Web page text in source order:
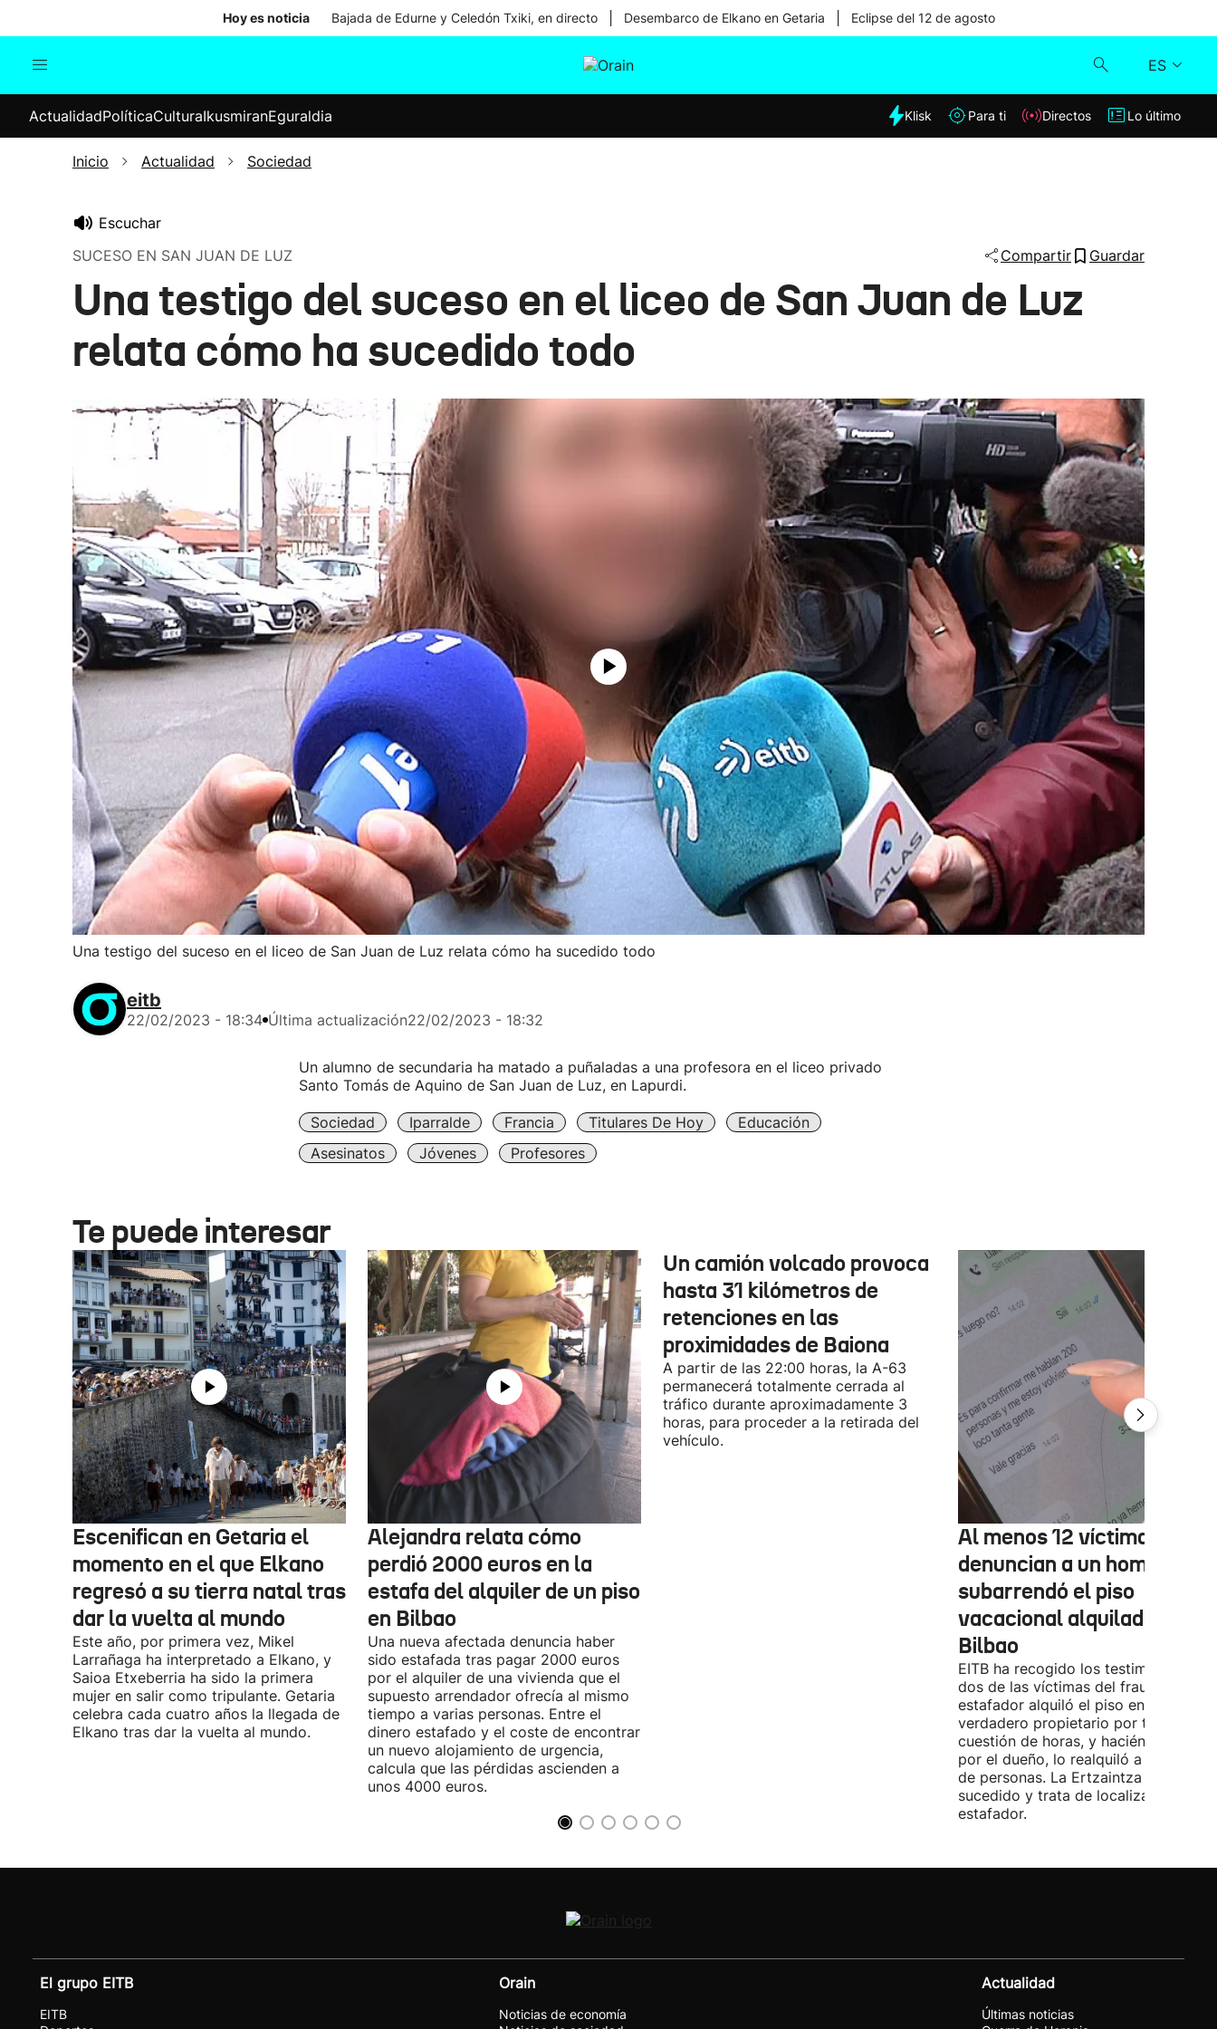
Hoy es noticia Bajada de Edurne y Celedón Txiki, en directo Desembarco de Elkano en Getaria Eclipse del 12 de agosto
ES
Internacional
Elecciones
Klisk
ActualidadPolíticaCulturaIkusmiranEguraldia Klisk Para ti Directos Lo último
Inicio Actualidad Sociedad
Escuchar
SUCESO EN SAN JUAN DE LUZ
Compartir Guardar
Una testigo del suceso en el liceo de San Juan de Luz
relata cómo ha sucedido todo
Una testigo del suceso en el liceo de San Juan de Luz relata cómo ha sucedido todo
eitb
22/02/2023 - 18:34 Última actualización22/02/2023 - 18:32
Un alumno de secundaria ha matado a puñaladas a una profesora en el liceo privado
Santo Tomás de Aquino de San Juan de Luz, en Lapurdi.
Sociedad Iparralde Francia Titulares De Hoy
Educación
Asesinatos
Jóvenes Profesores
Te puede interesar
Escenifican en Getaria el
momento en el que Elkano
regresó a su tierra natal tras
dar la vuelta al mundo
Este año, por primera vez, Mikel
Larrañaga ha interpretado a Elkano, y
Saioa Etxeberria ha sido la primera
mujer en salir como tripulante. Getaria
celebra cada cuatro años la llegada de
Elkano tras dar la vuelta al mundo.
Alejandra relata cómo
perdió 2000 euros en la
estafa del alquiler de un piso
en Bilbao
Una nueva afectada denuncia haber
sido estafada tras pagar 2000 euros
por el alquiler de una vivienda que el
supuesto arrendador ofrecía al mismo
tiempo a varias personas. Entre el
dinero estafado y el coste de encontrar
un nuevo alojamiento de urgencia,
calcula que las pérdidas ascienden a
unos 4000 euros.
Un camión volcado provoca
hasta 31 kilómetros de
retenciones en las
proximidades de Baiona
A partir de las 22:00 horas, la A-63
permanecerá totalmente cerrada al
tráfico durante aproximadamente 3
horas, para proceder a la retirada del
vehículo.
Al menos 12 víctimas
denuncian a un hombre
subarrendó el piso
vacacional alquilado en
Bilbao
EITB ha recogido los testimonios de
dos de las víctimas del fraude. El
estafador alquiló el piso en Airbnb a
verdadero propietario por tres días.
cuestión de horas, y haciéndose
por el dueño, lo realquiló a una
de personas. La Ertzaintza investiga
sucedido y trata de localizar al
estafador.
El grupo EITB
EITB
Orain
Noticias de economía
Actualidad
Últimas noticias